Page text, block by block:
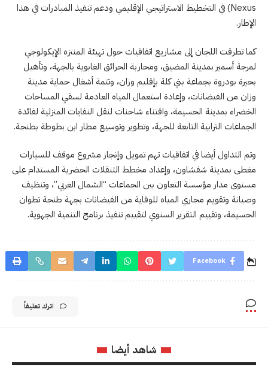
Nexus) في التخطيط الاستراتيجي الإقليمي ودعم تنفيذ المبادرات في هذا
الإطار.
كما تطرقت اللجان إلى مشاريع اتفاقيات حول تهيئة المنتزه الإيكولوجي
لمرجة أسمير بمدينة المضيق، ومحاربة الحرائق الغابوية بالجهة، وتأهيل
بحيرة بودروة بجماعة بني كلة بإقليم وزان، وتتمة أشغال حماية مدينة
وزان من الفيضانات، وإعادة استعمال المياه العادمة لسقي المساحات
الخضراء بمدينة الحسيمة، واقتناء شاحنات لنقل النفايات المنزلية لفائدة
الجماعات الترابية التابعة للجهة، وتطوير وتوسيع مطار ابن بطوطة بطنجة.
وتم التداول أيضا في اتفاقيات تهم تمويل وإنجاز مشروع موقف للسيارات
مغطى بمدينة شفشاون، وإعداد مخطط التنقلات الحضرية المستدام على
مستوى مدار مؤسسة التعاون بين الجماعات “الشمال الغربي”، وتنظيف
وصيانة وتقويم مجاري المياه للوقاية من الفيضانات بجهة طنجة تطوان
الحسيمة، وتقييم التقرير السنوي لتقييم تنفيذ برنامج التنمية الجهوية.
Facebook
اترك تعليقاً
شاهد أيضا